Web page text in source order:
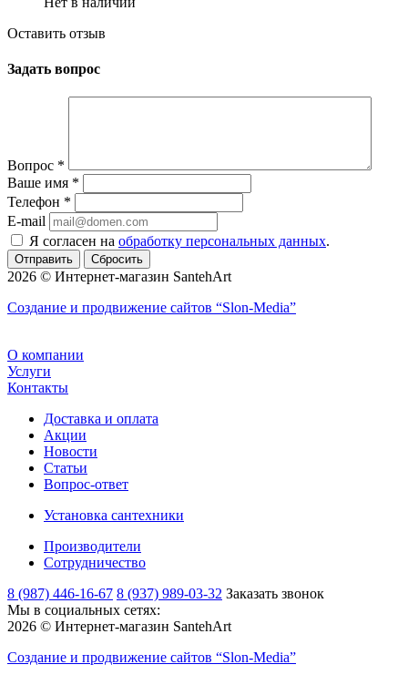
Оставить отзыв
Задать вопрос
Вопрос *
Ваше имя *
Телефон *
E-mail
Я согласен на обработку персональных данных.
Сбросить
2026 © Интернет-магазин SantehArt
Создание и продвижение сайтов “Slon-Media”
О компании
Услуги
Контакты
Доставка и оплата
Акции
Новости
Статьи
Вопрос-ответ
Установка сантехники
Производители
Сотрудничество
8 (987) 446-16-67 8 (937) 989-03-32 Заказать звонок
Мы в социальных сетях:
2026 © Интернет-магазин SantehArt
Создание и продвижение сайтов “Slon-Media”